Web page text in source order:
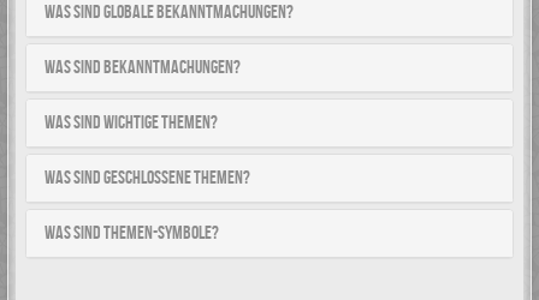
Was sind globale Bekanntmachungen?
Was sind Bekanntmachungen?
Was sind wichtige Themen?
Was sind geschlossene Themen?
Was sind Themen-Symbole?